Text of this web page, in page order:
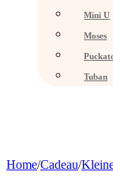
Mini U
Moses
Tuban
Home/Cadeau/